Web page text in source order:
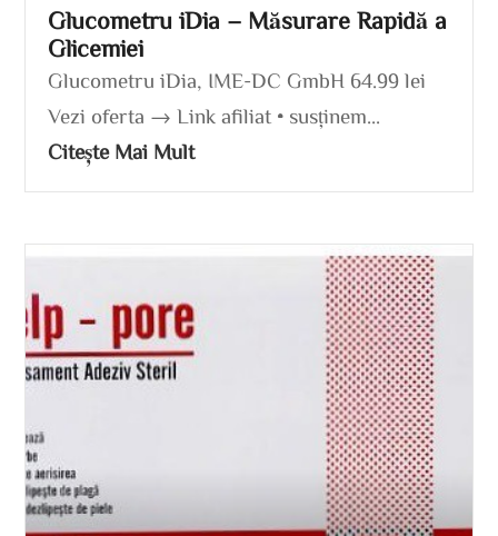
Glucometru iDia – Măsurare Rapidă a
Glicemiei
Glucometru iDia, IME-DC GmbH 64.99 lei
Vezi oferta → Link afiliat • susținem...
Citește Mai Mult